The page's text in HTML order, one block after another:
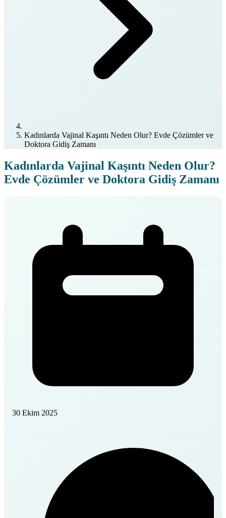
Kadınlarda Vajinal Kaşıntı Neden Olur? Evde Çözümler ve
Doktora Gidiş Zamanı
Kadınlarda Vajinal Kaşıntı Neden Olur?
Evde Çözümler ve Doktora Gidiş Zamanı
30 Ekim 2025